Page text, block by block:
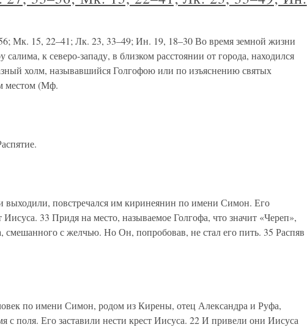
Мк. 15, 22–41; Лк. 23, 33–49; Ин. 19, 18–30 Во время земной жизни
салима, к северо-западу, в близком расстоянии от города, находился
холм, называвшийся Голгофою или по изъяснению святых
местом (Мф.
выходили, повстречался им киринеянин по имени Симон. Его
Иисуса. 33 Придя на место, называемое Голгофа, что значит «Череп»,
смешанного с желчью. Но Он, попробовав, не стал его пить. 35 Распяв
по имени Симон, родом из Кирены, отец Александра и Руфа,
с поля. Его заставили нести крест Иисуса. 22 И привели они Иисуса